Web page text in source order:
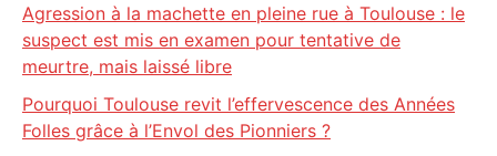
Agression à la machette en pleine rue à Toulouse : le
suspect est mis en examen pour tentative de
meurtre, mais laissé libre
Pourquoi Toulouse revit l’effervescence des Années
Folles grâce à l’Envol des Pionniers ?